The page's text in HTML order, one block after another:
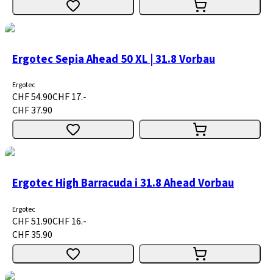
Ergotec Sepia Ahead 50 XL | 31.8 Vorbau
Ergotec
CHF 54.90CHF 17.-
CHF 37.90
Ergotec High Barracuda i 31.8 Ahead Vorbau
Ergotec
CHF 51.90CHF 16.-
CHF 35.90